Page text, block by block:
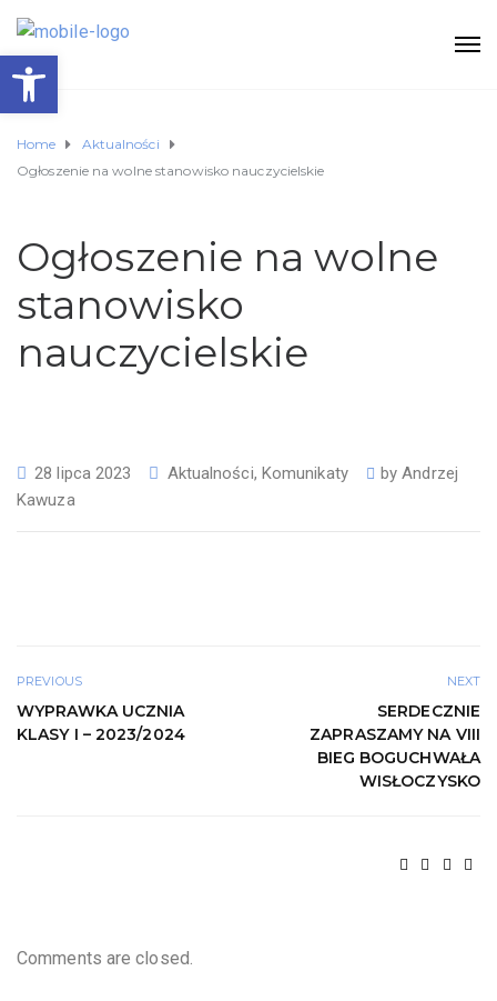
Home
Aktualności
Ogłoszenie na wolne stanowisko nauczycielskie
Ogłoszenie na wolne
stanowisko
nauczycielskie
28 lipca 2023 Aktualności, Komunikaty byAndrzej
Kawuza
PREVIOUS
WYPRAWKA UCZNIA
KLASY I – 2023/2024
NEXT
SERDECZNIE
ZAPRASZAMY NA VIII
BIEG BOGUCHWAŁA
WISŁOCZYSKO
Comments are closed.
Otwórz pasek narzędzi